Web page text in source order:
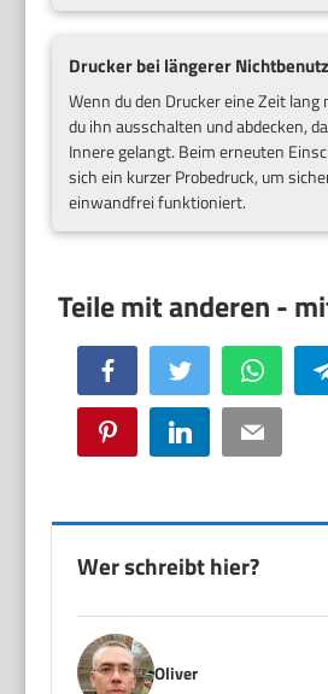
Drucker bei längerer
Wenn du den Drucker eine Zeit
du ihn ausschalten und abdecken,
Innere gelangt. Beim erneuten
sich ein kurzer Probedruck, um
einwandfrei funktioniert.
Facebook Twitter WhatsApp
Pinterest LinkedIn Email
Wer schreibt hier?
Oliver